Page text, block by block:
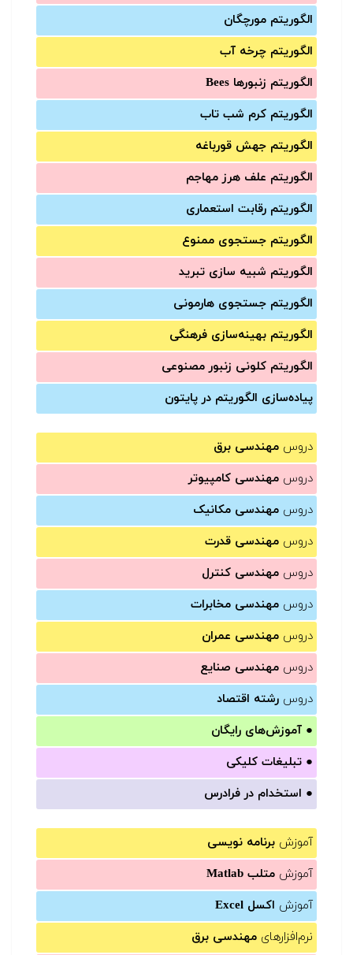
الگوریتم مورچگان
الگوریتم چرخه آب
الگوریتم زنبورها Bees
الگوریتم کرم شب تاب
الگوریتم جهش قورباغه
الگوریتم علف هرز مهاجم
الگوریتم رقابت استعماری
الگوریتم جستجوی ممنوع
الگوریتم شبیه سازی تبرید
الگوریتم جستجوی هارمونی
الگوریتم بهینه‌سازی فرهنگی
الگوریتم کلونی زنبور مصنوعی
پیاده‌سازی الگوریتم در پایتون
دروس مهندسی برق
دروس مهندسی کامپیوتر
دروس مهندسی مکانیک
دروس مهندسی قدرت
دروس مهندسی کنترل
دروس مهندسی مخابرات
دروس مهندسی عمران
دروس مهندسی صنایع
دروس رشته اقتصاد
● آموزش‌های رایگان
● تبلیغات کلیکی
● استخدام در فرادرس
آموزش برنامه نویسی
آموزش متلب Matlab
آموزش اکسل Excel
نرم‌افزارهای مهندسی برق